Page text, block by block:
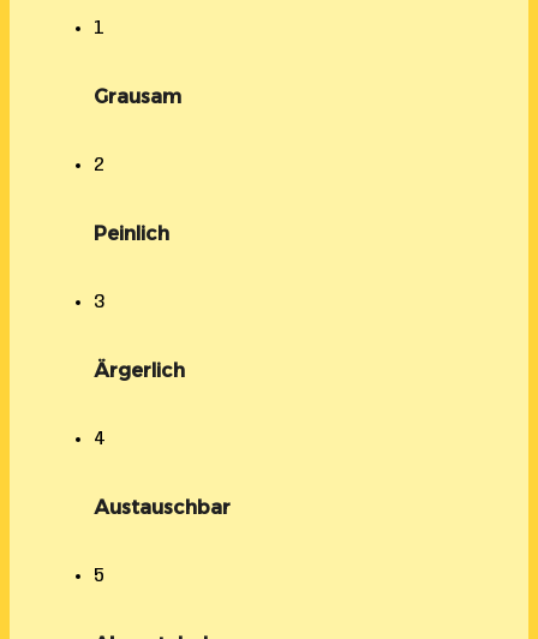
1
Grausam
2
Peinlich
3
Ärgerlich
4
Austauschbar
5